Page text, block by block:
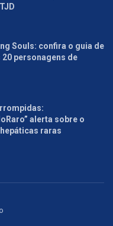
Souls: confira o guia de
personagens de
alerta sobre o
raras